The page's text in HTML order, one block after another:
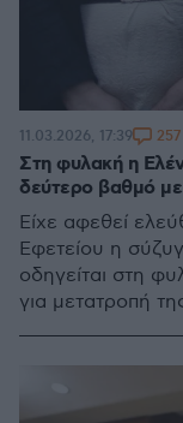
Στη φυλακή η
δεύτερο βαθμό
Είχε αφεθεί
Εφετείου η
οδηγείται στη
για μετατροπή
11.03.2026, 17:39 257